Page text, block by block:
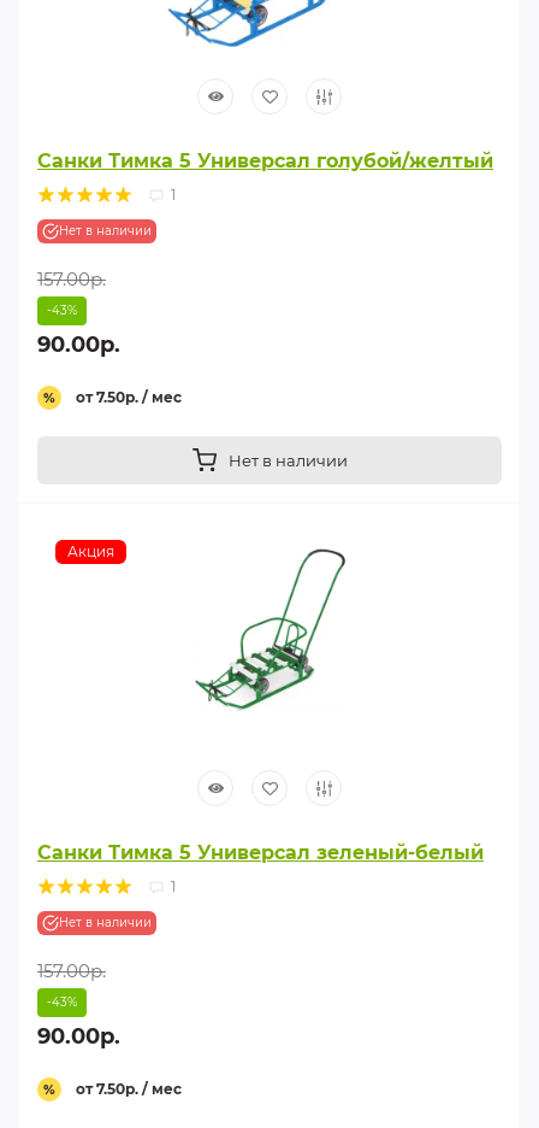
Санки Тимка 5 Универсал голубой/желтый
1
Нет в наличии
157.00р.
-43%
90.00р.
% от 7.50р. / мес
Нет в наличии
Акция
Санки Тимка 5 Универсал зеленый-белый
1
Нет в наличии
157.00р.
-43%
90.00р.
% от 7.50р. / мес